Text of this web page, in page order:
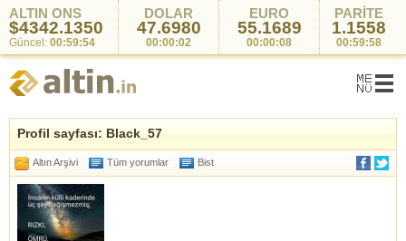
ALTIN ONS
$4342.1350
Güncel: 00:59:54
DOLAR
47.6980
00:00:02
EURO
55.1689
00:00:08
PARİTE
1.1558
00:59:58
Profil sayfası: Black_57
Altın Arşivi Tüm yorumlar Bist